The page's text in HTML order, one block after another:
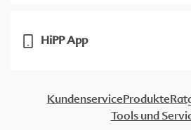
HiPP App
KundenserviceProdukte
Tools und